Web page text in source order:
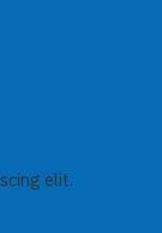
elit.